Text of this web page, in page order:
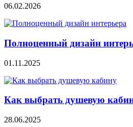
06.02.2026
Полноценный дизайн
01.11.2025
Как выбрать душевую
28.06.2025